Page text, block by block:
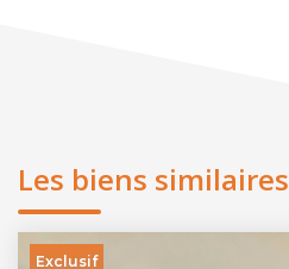
Les biens similaires
Exclusif